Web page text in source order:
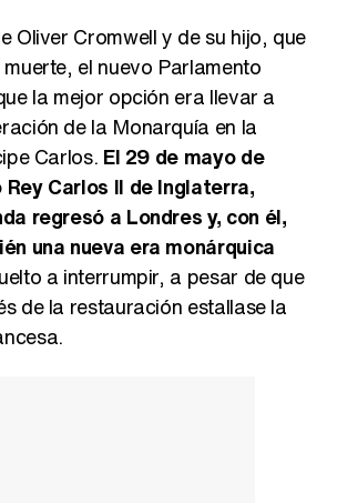
Oliver Cromwell y de su hijo, que
el nuevo Parlamento
la mejor opción era llevar a
de la Monarquía en la
Carlos. El 29 de mayo de
Rey Carlos II de Inglaterra,
regresó a Londres y, con él,
una nueva era monárquica
a interrumpir, a pesar de que
de la restauración estallase la